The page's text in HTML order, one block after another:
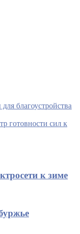
благоустройства
готовности сил к
к зиме